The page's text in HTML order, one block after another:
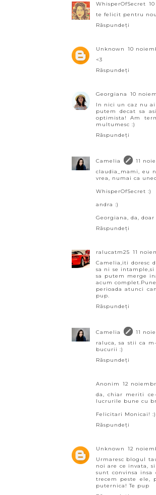
WhisperOfSecret
te felicit pentru
Răspundeți
Unknown
10
<3
Răspundeți
Georgiana
10
In nici un caz nu
putem decat sa
optimista! Am
multumesc :)
Răspundeți
Camelia
11
claudia_mami, eu
vrea, numai ca
WhisperOfSecret :)
andra :)
Georgiana, da,
Răspundeți
ralucatm25 11
Camelia,iti doresc
sa ni se
sa putem merge
acum
perioada atunci
pup.
Răspundeți
Camelia
11
raluca, sa stii ca
bucurii :)
Răspundeți
Anonim
12
da, chiar meriti
lucrurile bune cu
Felicitari Monicai! :)
Răspundeți
Unknown
12
Urmaresc blogul
noi are ce invata,
sunt convinsa
trecem peste ele,
puternica! Te pup